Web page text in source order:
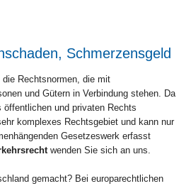
Schmerzensgeld
Rechtsnormen, die mit
und Gütern in Verbindung stehen. Da
und privaten Rechts
komplexes Rechtsgebiet und kann nur
Gesetzeswerk erfasst
wenden Sie sich an uns.
gemacht? Bei europarechtlichen